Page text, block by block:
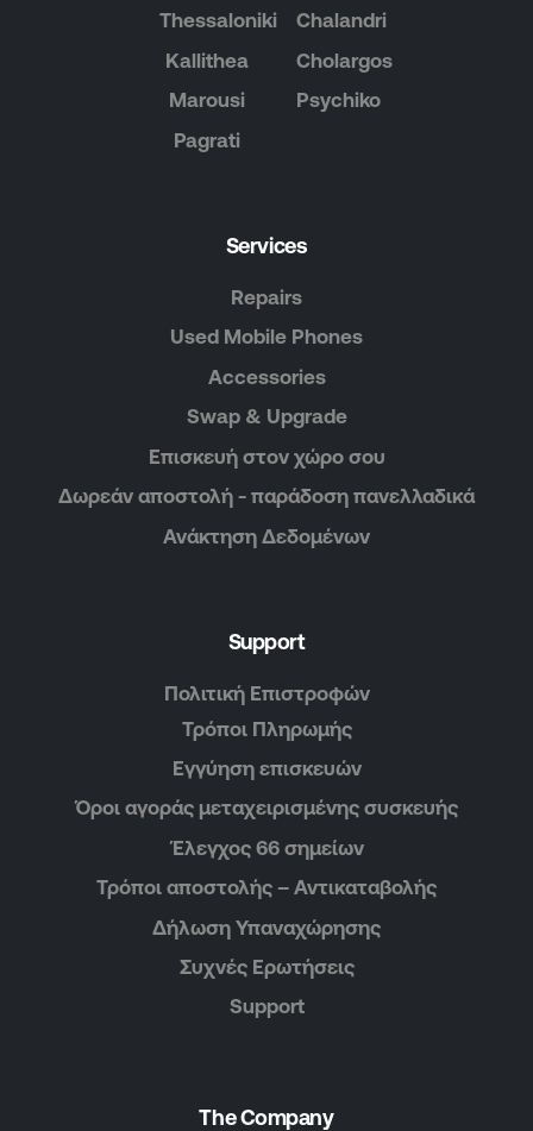
Thessaloniki
Kallithea
Marousi
Pagrati
Chalandri
Cholargos
Psychiko
Services
Repairs
Used Mobile Phones
Accessories
Swap & Upgrade
Επισκευή στον χώρο σου
Δωρεάν αποστολή - παράδοση πανελλαδικά
Ανάκτηση Δεδομένων
Support
Πολιτική Επιστροφών
Τρόποι Πληρωμής
Εγγύηση επισκευών
Όροι αγοράς μεταχειρισμένης συσκευής
Έλεγχος 66 σημείων
Τρόποι αποστολής – Αντικαταβολής
Δήλωση Υπαναχώρησης
Συχνές Ερωτήσεις
Support
The Company